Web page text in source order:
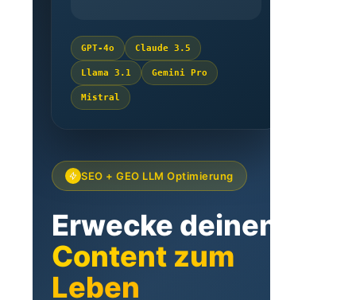
SEO + GEO LLM Optimierung
Erwecke deinen
Content zum
Leben
GPT-4o Claude 3.5
Llama 3.1 Gemini Pro
Mistral